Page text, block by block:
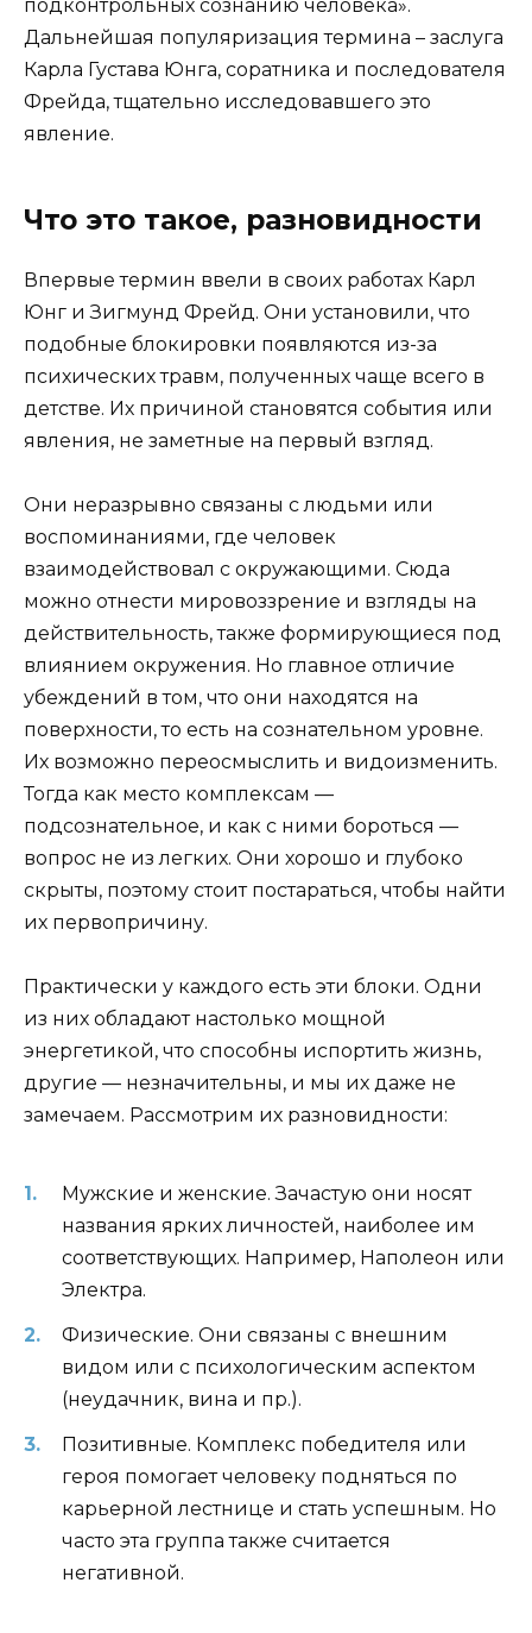
подконтрольных сознанию человека».
Дальнейшая популяризация термина – заслуга
Карла Густава Юнга, соратника и последователя
Фрейда, тщательно исследовавшего это
явление.
Что это такое, разновидности
Впервые термин ввели в своих работах Карл
Юнг и Зигмунд Фрейд. Они установили, что
подобные блокировки появляются из-за
психических травм, полученных чаще всего в
детстве. Их причиной становятся события или
явления, не заметные на первый взгляд.
Они неразрывно связаны с людьми или
воспоминаниями, где человек
взаимодействовал с окружающими. Сюда
можно отнести мировоззрение и взгляды на
действительность, также формирующиеся под
влиянием окружения. Но главное отличие
убеждений в том, что они находятся на
поверхности, то есть на сознательном уровне.
Их возможно переосмыслить и видоизменить.
Тогда как место комплексам —
подсознательное, и как с ними бороться —
вопрос не из легких. Они хорошо и глубоко
скрыты, поэтому стоит постараться, чтобы найти
их первопричину.
Практически у каждого есть эти блоки. Одни
из них обладают настолько мощной
энергетикой, что способны испортить жизнь,
другие — незначительны, и мы их даже не
замечаем. Рассмотрим их разновидности:
Мужские и женские. Зачастую они носят
названия ярких личностей, наиболее им
соответствующих. Например, Наполеон или
Электра.
Физические. Они связаны с внешним
видом или с психологическим аспектом
(неудачник, вина и пр.).
Позитивные. Комплекс победителя или
героя помогает человеку подняться по
карьерной лестнице и стать успешным. Но
часто эта группа также считается
негативной.